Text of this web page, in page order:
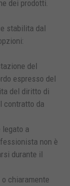
dei prodotti.
stabilita dal
del
espresso del
del diritto di
contratto da
a
non è
durante il
chiaramente